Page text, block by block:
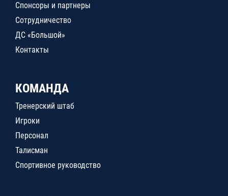
Спонсоры и партнеры
Сотрудничество
ДС «Большой»
Контакты
КОМАНДА
Тренерский штаб
Игроки
Персонал
Талисман
Спортивное руководство